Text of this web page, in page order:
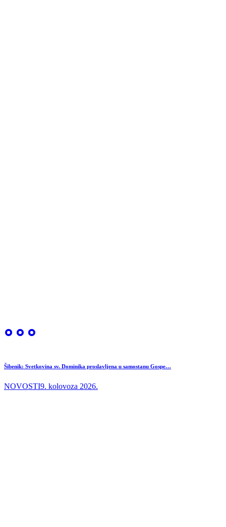
Šibenik: Svetkovina sv. Dominika proslavljena u samostanu Gospe…
NOVOSTI9. kolovoza 2026.